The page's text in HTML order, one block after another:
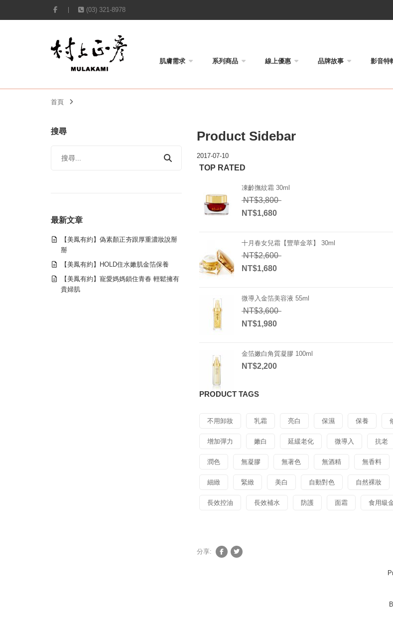
(03) 321-8978
肌膚需求 系列商品 線上優惠 品牌故事 影音特
首頁
搜尋
最新文章
【美鳳有約】偽素顏正夯跟厚重濃妝說掰
掰
【美鳳有約】HOLD住水嫩肌金箔保養
【美鳳有約】寵愛媽媽鎖住青春 輕鬆擁有
貴婦肌
Product Sidebar
2017-07-10
TOP RATED
凍齡撫紋霜 30ml
NT$3,800 原始價格：NT$3,800。
NT$1,680
十月春女兒霜【豐華金萃】 30ml
NT$2,600 原始價格：NT$2,600。
NT$1,680
微導入金箔美容液 55ml
NT$3,600 原始價格：NT$3,600。
NT$1,980
金箔嫩白角質凝膠 100ml
NT$2,200
PRODUCT TAGS
不用卸妝 乳霜 亮白 保濕 保養
增加彈力 嫩白 延緩老化 微導入 抗老
潤色 無凝膠 無著色 無酒精 無香料
細緻 緊緻 美白 自動對色 自然裸妝
長效控油 長效補水 防護 面霜 食用級
分享: